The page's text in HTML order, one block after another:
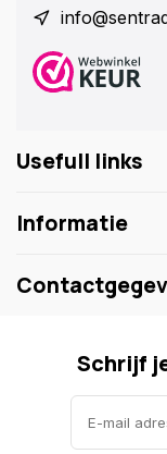
Usefull links
Informatie
Schrijf